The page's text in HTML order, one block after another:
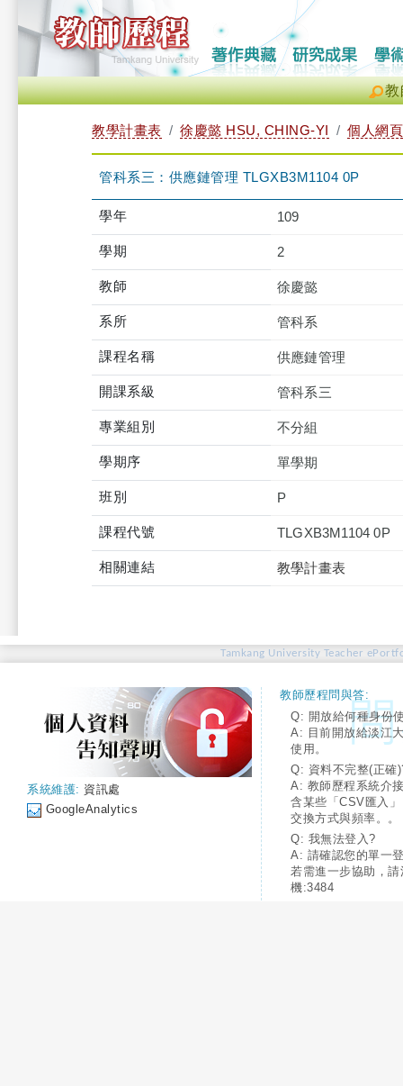
教
教學計畫表 徐慶懿 HSU, CHING-YI 個人網頁
管科系三：供應鏈管理 TLGXB3M1104 0P
學年 109
學期 2
教師 徐慶懿
系所 管科系
課程名稱 供應鏈管理
開課系級 管科系三
專業組別 不分組
學期序 單學期
班別 P
課程代號 TLGXB3M1104 0P
相關連結 教學計畫表
Tamkang University Teacher
系統維護: 資訊處
GoogleAnalytics
教師歷程問與答:
Q: 開放給何種身份
A: 目前開放給淡江
使用。
Q: 資料不完整(正確
A: 教師歷程系統介
含某些「CSV匯入
交換方式與頻率。。
Q: 我無法登入?
A: 請確認您的單一
若需進一步協助，
機:3484